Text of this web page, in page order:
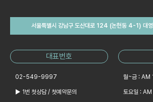
서울특별시 강남구 도산대로 124 (논현동 4-1) 대
대표번호
02-549-9997
▶ 1번 첫상담 / 첫예약문의
월~금 :
토요일 :